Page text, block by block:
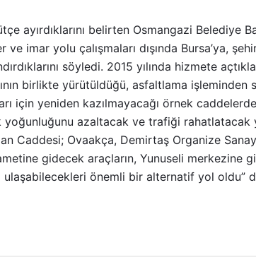
ayırdıklarını belirten Osmangazi Belediye
imar yolu çalışmaları dışında Bursa’ya,
söyledi. 2015 yılında hizmete
birlikte yürütüldüğü, asfaltlama
için yeniden kazılmayacağı örnek
yoğunluğunu azaltacak ve trafiği rahatlatacak
Caddesi; Ovaakça, Demirtaş Organize
gidecek araçların, Yunuseli merkezine
ulaşabilecekleri önemli bir alternatif yol oldu”